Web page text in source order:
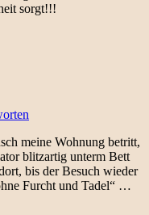
sorgt!!!
meine Wohnung betritt,
blitzartig unterm Bett
bis der Besuch wieder
Furcht und Tadel“ …